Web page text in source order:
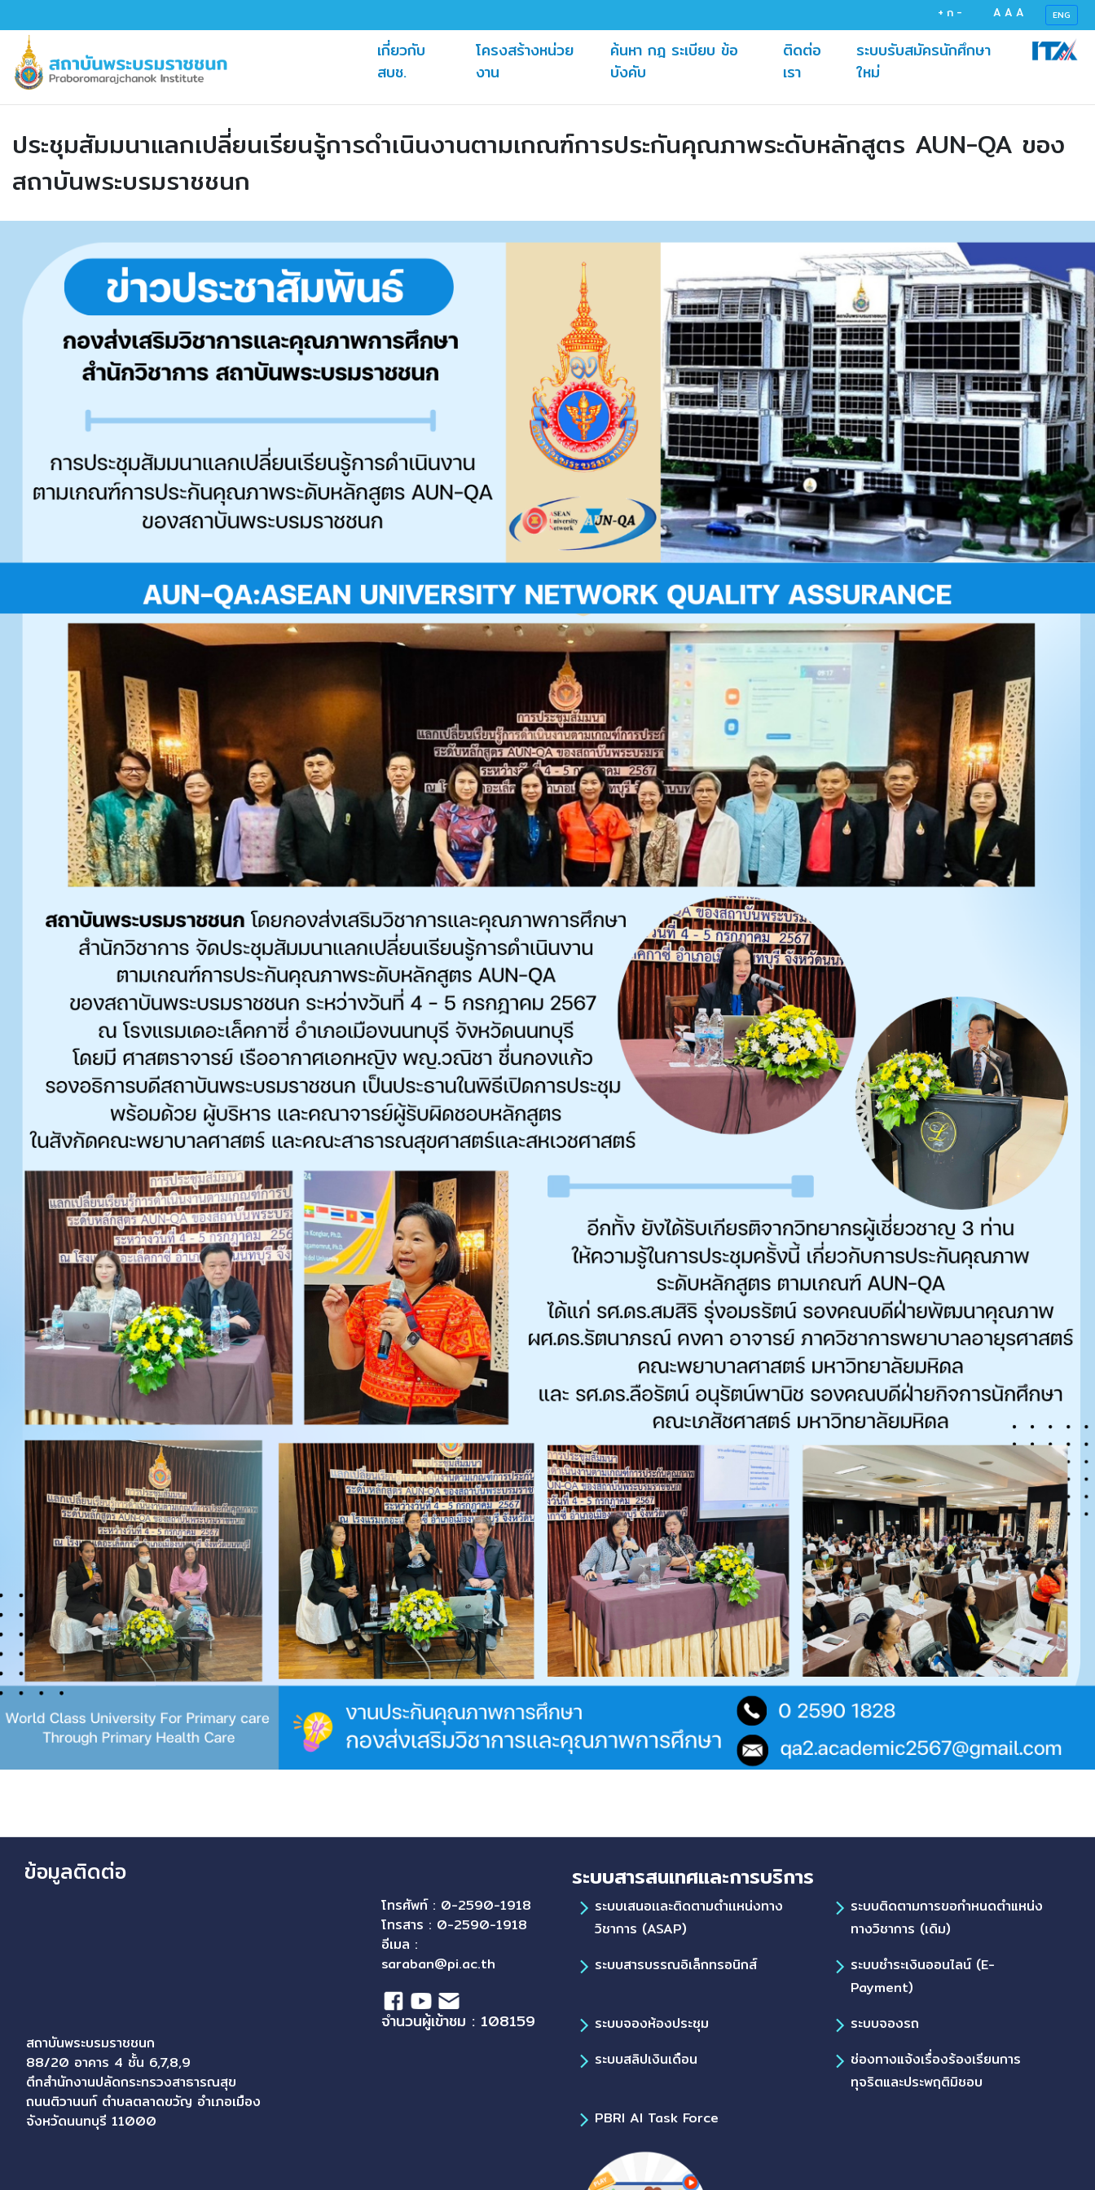
+ ก - A A A ENG
เกี่ยวกับ
สบช.
โครงสร้างหน่วย
งาน
ค้นหา กฎ ระเบียบ ข้อ
บังคับ(current)
ติดต่อ
เรา(current)
ระบบรับสมัครนักศึกษา
ใหม่(current)
ประชุมสัมมนาแลกเปลี่ยนเรียนรู้การดำเนินงานตามเกณฑ์การประกันคุณภาพระดับหลักสูตร AUN-QA ของ
สถาบันพระบรมราชชนก
ข้อมูลติดต่อ
สถาบันพระบรมราชชนก
88/20 อาคาร 4 ชั้น 6,7,8,9
ตึกสำนักงานปลัดกระทรวงสาธารณสุข
ถนนติวานนท์ ตำบลตลาดขวัญ อำเภอเมือง
จังหวัดนนทบุรี 11000
โทรศัพท์ : 0-2590-1918
โทรสาร : 0-2590-1918
อีเมล :
saraban@pi.ac.th
จำนวนผู้เข้าชม : 108159
ระบบสารสนเทศและการบริการ
ระบบเสนอเเละติดตามตำเเหน่งทาง
วิชาการ (ASAP)
ระบบติดตามการขอกำหนดตำแหน่ง
ทางวิชาการ (เดิม)
ระบบสารบรรณอิเล็กทรอนิกส์
ระบบชำระเงินออนไลน์ (E-
Payment)
ระบบจองห้องประชุม
ระบบจองรถ
ระบบสลิปเงินเดือน
ช่องทางแจ้งเรื่องร้องเรียนการ
ทุจริตและประพฤติมิชอบ
PBRI AI Task Force